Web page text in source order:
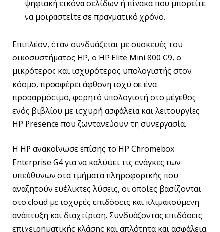
ψηφιακή εικόνα σελίδων ή πίνακα που μπορείτε
να μοιραστείτε σε πραγματικό χρόνο.
Επιπλέον, όταν συνδυάζεται με συσκευές του
οικοσυστήματος HP, ο HP Elite Mini 800 G9, ο
μικρότερος και ισχυρότερος υπολογιστής στον
κόσμο, προσφέρει άφθονη ισχύ σε ένα
προσαρμόσιμο, φορητό υπολογιστή στο μέγεθος
ενός βιβλίου με ισχυρή ασφάλεια και λειτουργίες
HP Presence που ζωντανεύουν τη συνεργασία.
Η HP ανακοίνωσε επίσης το HP Chromebox
Enterprise G4 για να καλύψει τις ανάγκες των
υπεύθυνων στα τμήματα πληροφορικής που
αναζητούν ευέλικτες λύσεις, οι οποίες βασίζονται
στο cloud με ισχυρές επιδόσεις και κλιμακούμενη
ανάπτυξη και διαχείριση. Συνδυάζοντας επιδόσεις
επιχειρηματικής κλάσης και απλότητα και ασφάλεια